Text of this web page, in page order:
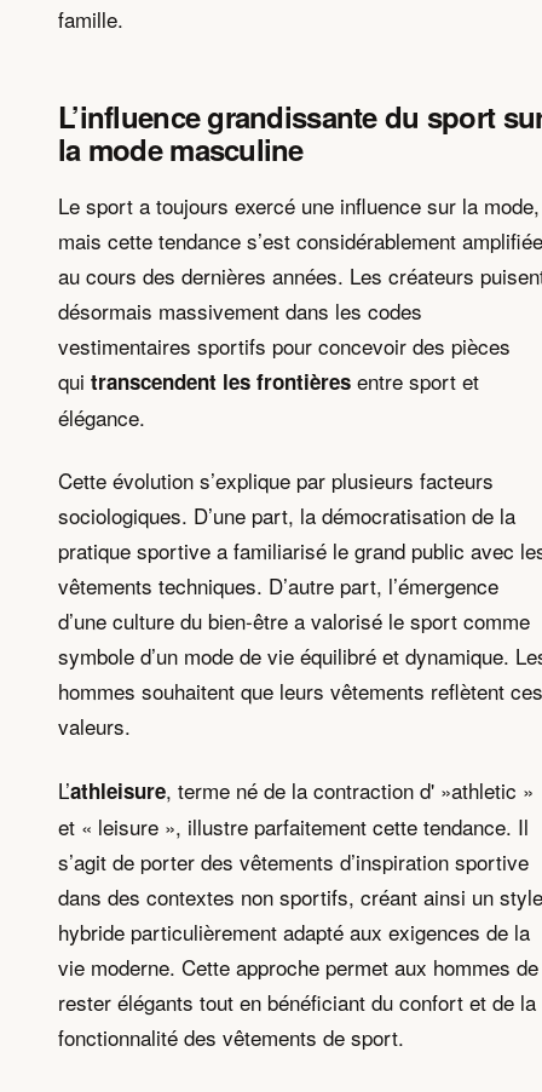
famille.
L’influence grandissante du sport
la mode masculine
Le sport a toujours exercé une influence sur la mode,
mais cette tendance s’est considérablement amplifiée
au cours des dernières années. Les créateurs
désormais massivement dans les codes
vestimentaires sportifs pour concevoir des pièces
qui transcendent les frontières entre sport et
élégance.
Cette évolution s’explique par plusieurs facteurs
sociologiques. D’une part, la démocratisation de la
pratique sportive a familiarisé le grand public avec
vêtements techniques. D’autre part, l’émergence
d’une culture du bien-être a valorisé le sport comme
symbole d’un mode de vie équilibré et dynamique.
hommes souhaitent que leurs vêtements reflètent ces
valeurs.
L’athleisure, terme né de la contraction d' »athletic »
et « leisure », illustre parfaitement cette tendance. Il
s’agit de porter des vêtements d’inspiration sportive
dans des contextes non sportifs, créant ainsi un style
hybride particulièrement adapté aux exigences de la
vie moderne. Cette approche permet aux hommes de
rester élégants tout en bénéficiant du confort et de la
fonctionnalité des vêtements de sport.